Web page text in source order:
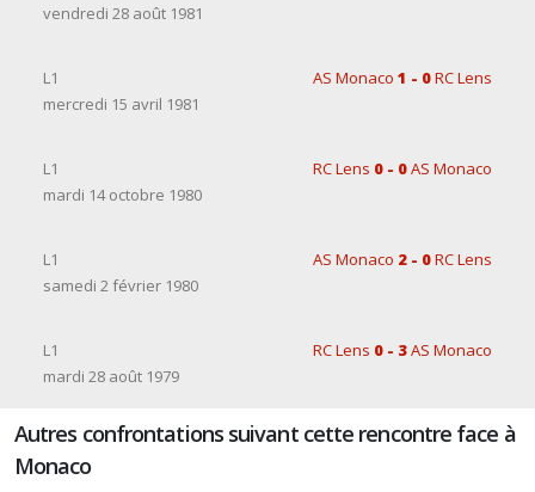
vendredi 28 août 1981
L1 AS Monaco 1 - 0RC Lens
mercredi 15 avril 1981
L1 RC Lens 0 - 0AS Monaco
mardi 14 octobre 1980
L1 AS Monaco 2 - 0RC Lens
samedi 2 février 1980
L1 RC Lens 0 - 3AS Monaco
mardi 28 août 1979
Autres confrontations suivant cette rencontre face à
Monaco